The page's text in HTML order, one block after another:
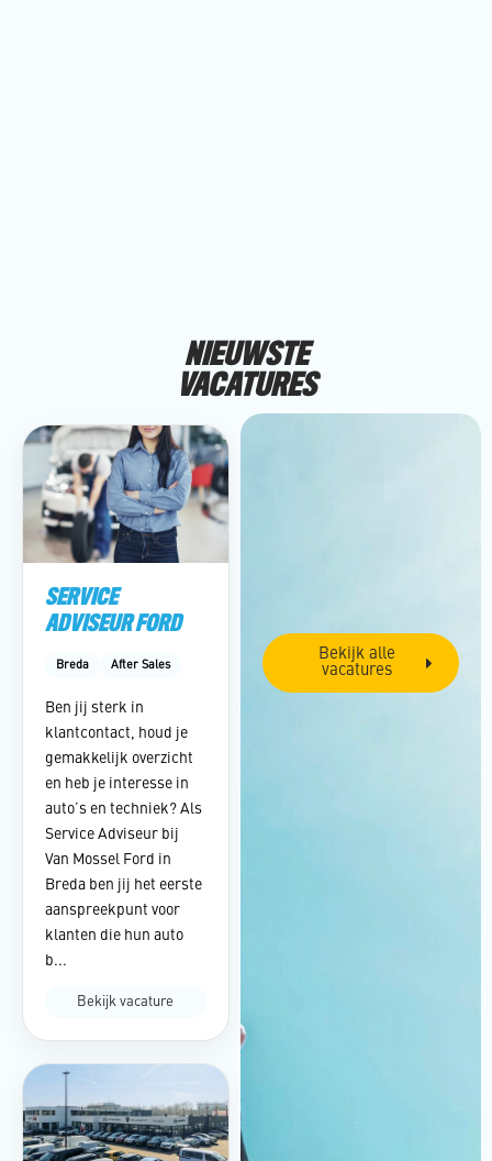
NIEUWSTE
VACATURES
SERVICE
ADVISEUR FORD
Breda After Sales
Ben jij sterk in
klantcontact, houd je
gemakkelijk overzicht
en heb je interesse in
auto’s en techniek? Als
Service Adviseur bij
Van Mossel Ford in
Breda ben jij het eerste
aanspreekpunt voor
klanten die hun auto
b...
Bekijk vacature
Bekijk alle
vacatures